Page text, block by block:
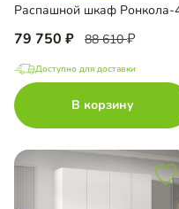
79 750 88 610
Доступно для доставки
В корзину